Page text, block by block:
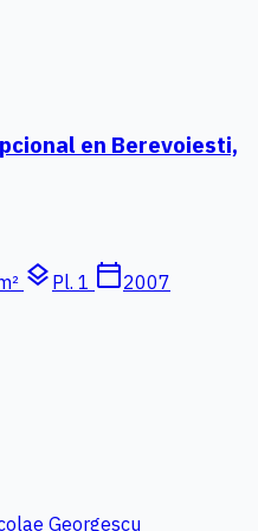
en Berevoiesti,
layers Pl. 1 calendar_today2007
Georgescu